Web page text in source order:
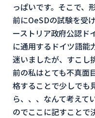
っぱいです。そこで、
前にOeSDの試験を受
ーストリア政府公認ド
に通用するドイツ語能
迷いましたが、すこし
前の私はとても不真面
格することで少しでも
ら、、、なんて考えて
のでここに記すことで